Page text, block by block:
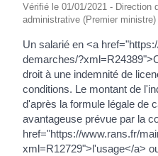
Vérifié le 01/01/2021 - Direction
administrative (Premier ministre)
Un salarié en <a
demarches/
droit à une indemnité de
conditions. Le montant de
d'après la formule légale de
avantageuse prévue par la
href="https://www.rans.fr/
xml=R12729">l'usage</a>